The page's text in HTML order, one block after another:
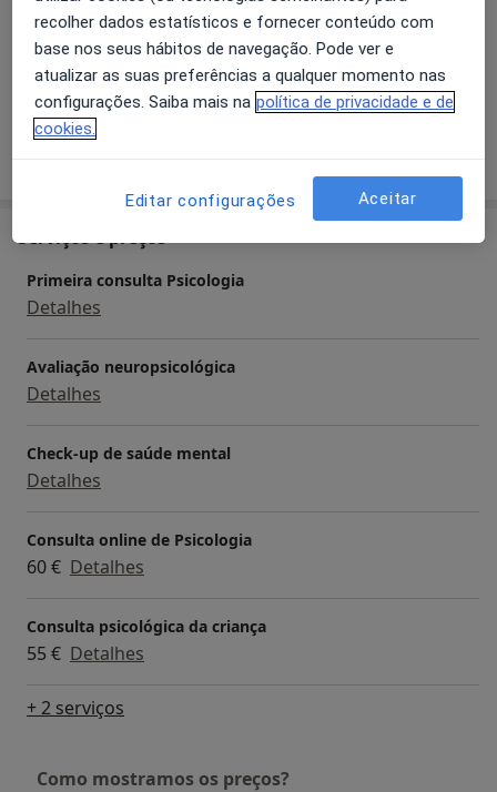
Pacientes que trato
Adultos
Crianças
Serviços e preços
Primeira consulta Psicologia
Detalhes
Avaliação neuropsicológica
Detalhes
Check-up de saúde mental
Detalhes
Consulta online de Psicologia
60 € Detalhes
Consulta psicológica da criança
55 € Detalhes
+ 2 serviços
Como mostramos os preços?
recolher dados estatísticos e fornecer conteúdo com
base nos seus hábitos de navegação. Pode ver e
atualizar as suas preferências a qualquer momento nas
configurações. Saiba mais na política de privacidade e de
cookies.
Editar configurações Aceitar